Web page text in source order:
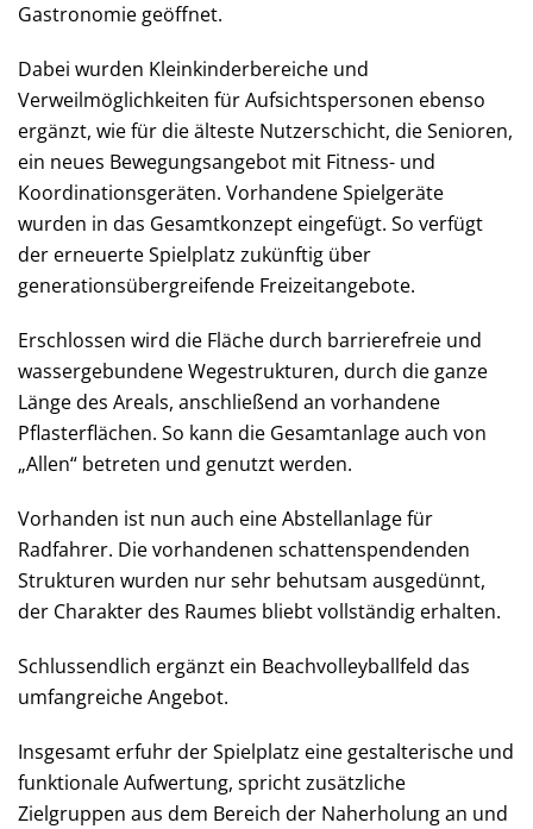
Gastronomie geöffnet.
Dabei wurden Kleinkinderbereiche und
Verweilmöglichkeiten für Aufsichtspersonen ebenso
ergänzt, wie für die älteste Nutzerschicht, die Senioren,
ein neues Bewegungsangebot mit Fitness- und
Koordinationsgeräten. Vorhandene Spielgeräte
wurden in das Gesamtkonzept eingefügt. So verfügt
der erneuerte Spielplatz zukünftig über
generationsübergreifende Freizeitangebote.
Erschlossen wird die Fläche durch barrierefreie und
wassergebundene Wegestrukturen, durch die ganze
Länge des Areals, anschließend an vorhandene
Pflasterflächen. So kann die Gesamtanlage auch von
„Allen“ betreten und genutzt werden.
Vorhanden ist nun auch eine Abstellanlage für
Radfahrer. Die vorhandenen schattenspendenden
Strukturen wurden nur sehr behutsam ausgedünnt,
der Charakter des Raumes bliebt vollständig erhalten.
Schlussendlich ergänzt ein Beachvolleyballfeld das
umfangreiche Angebot.
Insgesamt erfuhr der Spielplatz eine gestalterische und
funktionale Aufwertung, spricht zusätzliche
Zielgruppen aus dem Bereich der Naherholung an und